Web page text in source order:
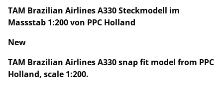
TAM Brazilian Airlines A330 Steckmodell im
Massstab 1:200 von PPC Holland
New
TAM Brazilian Airlines A330 snap fit model from PPC
Holland, scale 1:200.